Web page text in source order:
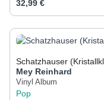
oder
Regulärer Preis:
32,99 €
Produkt
Schatzhauser
Mey Reinhard
Vinyl Album
Pop